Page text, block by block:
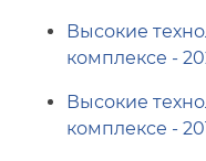
Высокие
комплексе -
Высокие
комплексе -